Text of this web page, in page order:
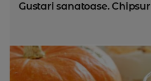
Gustari sanatoase.